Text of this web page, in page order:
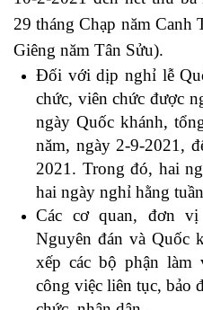
29 tháng Chạp năm Canh
Giêng năm Tân Sửu).
Đối với dịp nghỉ lễ
chức, viên chức được
ngày Quốc khánh,
năm, ngày 2-9-2021,
2021. Trong đó, hai
hai ngày nghỉ hằng
Các cơ quan, đơn
Nguyên đán và Quốc
xếp các bộ phận
công việc liên tục, bảo